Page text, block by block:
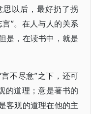
以后，最好扔了拐
”。在人与人的关系
是，在读书中，就是
不尽意”之下，还可
的道理；意是著书的
客观的道理在他的主